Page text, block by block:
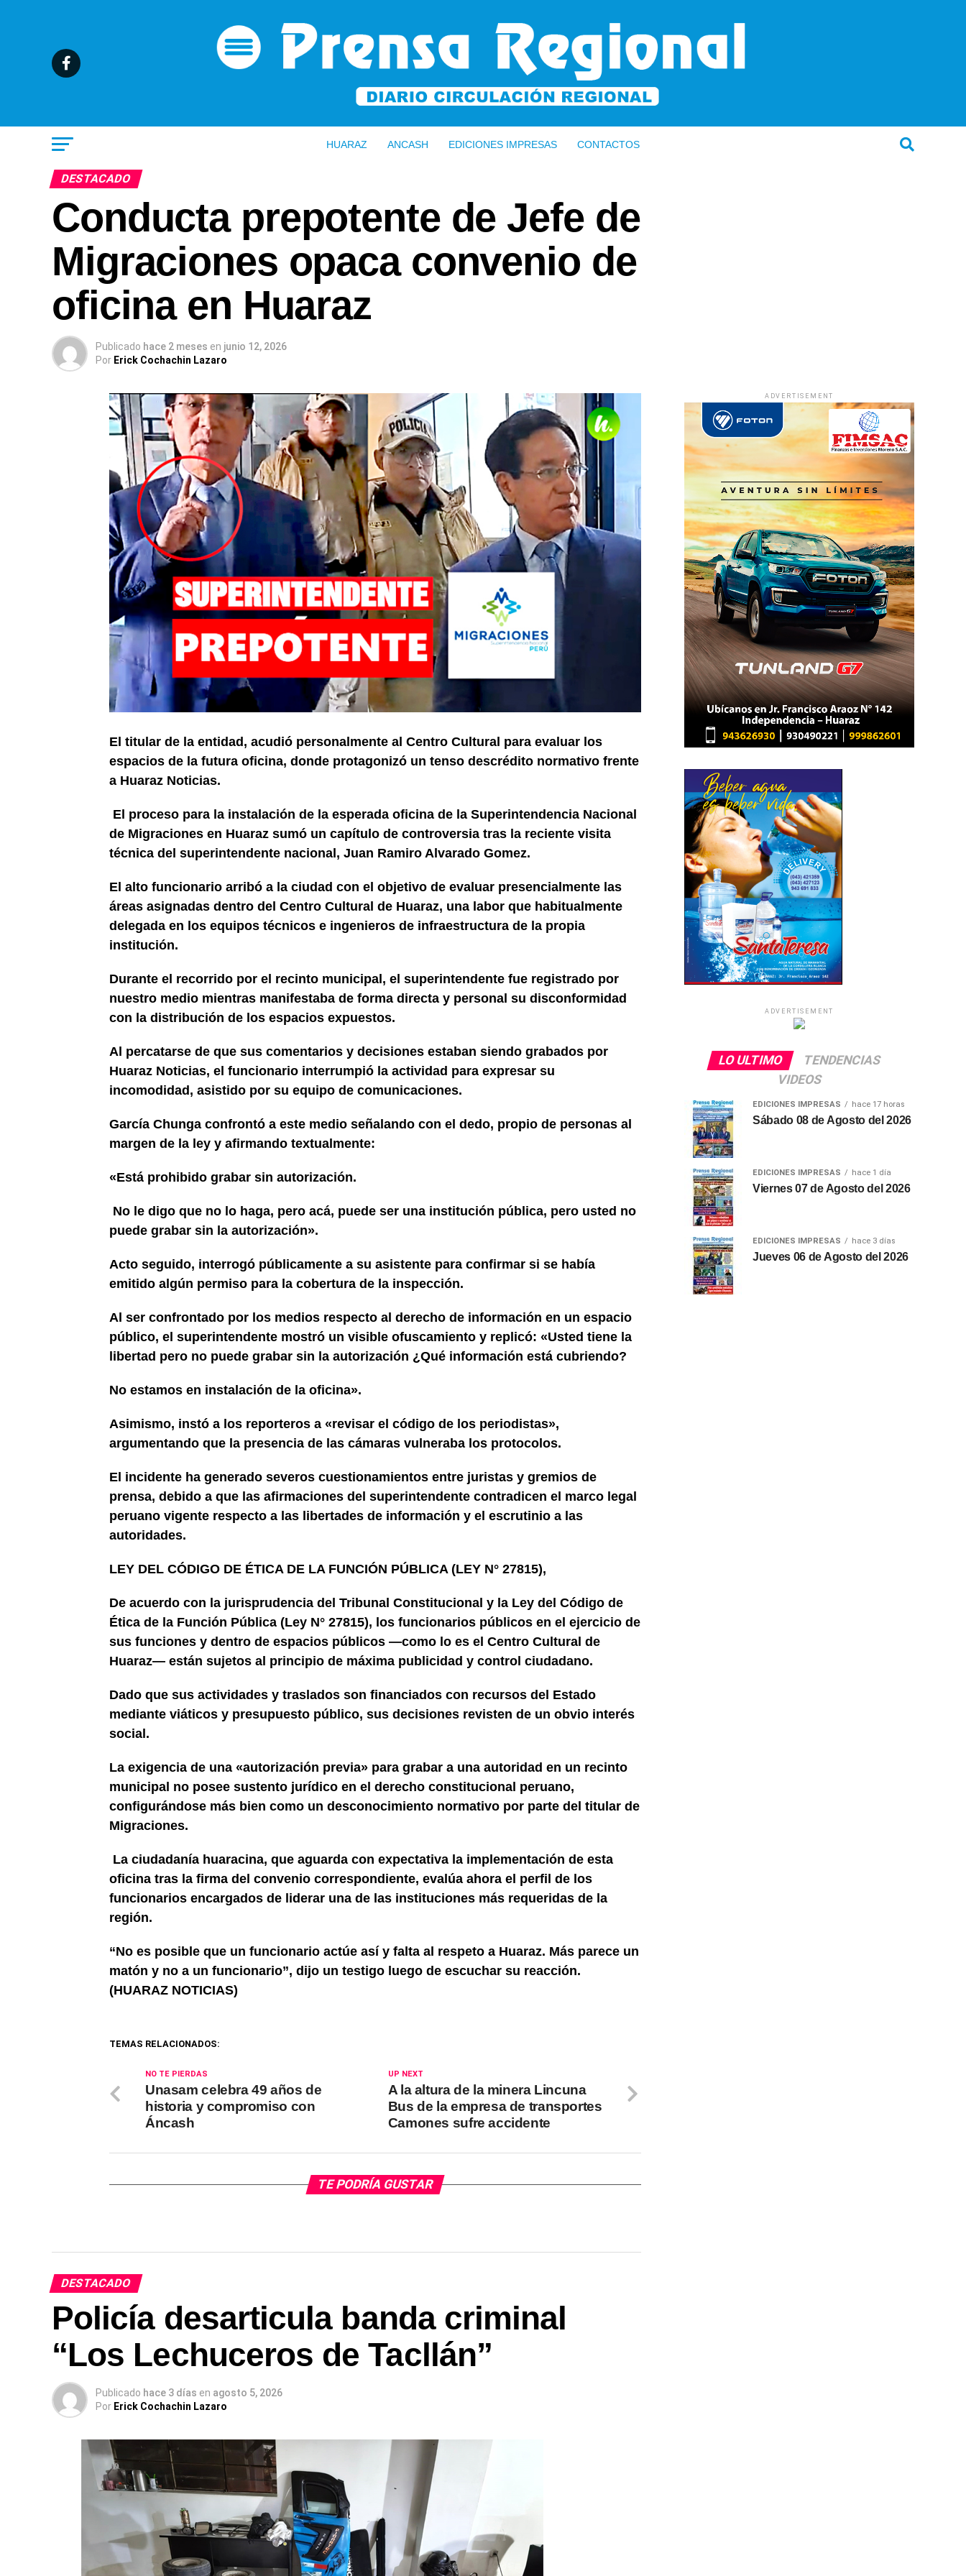
HUARAZ ANCASH EDICIONES IMPRESAS CONTACTOS
DESTACADO
Conducta prepotente de Jefe de
Migraciones opaca convenio de
oficina en Huaraz
Publicado hace 2 meses en junio 12, 2026
Por Erick Cochachin Lazaro
El titular de la entidad, acudió personalmente al Centro Cultural para evaluar los
espacios de la futura oficina, donde protagonizó un tenso descrédito normativo frente
a Huaraz Noticias.
El proceso para la instalación de la esperada oficina de la Superintendencia Nacional
de Migraciones en Huaraz sumó un capítulo de controversia tras la reciente visita
técnica del superintendente nacional, Juan Ramiro Alvarado Gomez.
El alto funcionario arribó a la ciudad con el objetivo de evaluar presencialmente las
áreas asignadas dentro del Centro Cultural de Huaraz, una labor que habitualmente
delegada en los equipos técnicos e ingenieros de infraestructura de la propia
institución.
Durante el recorrido por el recinto municipal, el superintendente fue registrado por
nuestro medio mientras manifestaba de forma directa y personal su disconformidad
con la distribución de los espacios expuestos.
Al percatarse de que sus comentarios y decisiones estaban siendo grabados por
Huaraz Noticias, el funcionario interrumpió la actividad para expresar su
incomodidad, asistido por su equipo de comunicaciones.
García Chunga confrontó a este medio señalando con el dedo, propio de personas al
margen de la ley y afirmando textualmente:
«Está prohibido grabar sin autorización.
No le digo que no lo haga, pero acá, puede ser una institución pública, pero usted no
puede grabar sin la autorización».
Acto seguido, interrogó públicamente a su asistente para confirmar si se había
emitido algún permiso para la cobertura de la inspección.
Al ser confrontado por los medios respecto al derecho de información en un espacio
público, el superintendente mostró un visible ofuscamiento y replicó: «Usted tiene la
libertad pero no puede grabar sin la autorización ¿Qué información está cubriendo?
No estamos en instalación de la oficina».
Asimismo, instó a los reporteros a «revisar el código de los periodistas»,
argumentando que la presencia de las cámaras vulneraba los protocolos.
El incidente ha generado severos cuestionamientos entre juristas y gremios de
prensa, debido a que las afirmaciones del superintendente contradicen el marco legal
peruano vigente respecto a las libertades de información y el escrutinio a las
autoridades.
LEY DEL CÓDIGO DE ÉTICA DE LA FUNCIÓN PÚBLICA (LEY N° 27815),
De acuerdo con la jurisprudencia del Tribunal Constitucional y la Ley del Código de
Ética de la Función Pública (Ley N° 27815), los funcionarios públicos en el ejercicio de
sus funciones y dentro de espacios públicos —como lo es el Centro Cultural de
Huaraz— están sujetos al principio de máxima publicidad y control ciudadano.
Dado que sus actividades y traslados son financiados con recursos del Estado
mediante viáticos y presupuesto público, sus decisiones revisten de un obvio interés
social.
La exigencia de una «autorización previa» para grabar a una autoridad en un recinto
municipal no posee sustento jurídico en el derecho constitucional peruano,
configurándose más bien como un desconocimiento normativo por parte del titular de
Migraciones.
La ciudadanía huaracina, que aguarda con expectativa la implementación de esta
oficina tras la firma del convenio correspondiente, evalúa ahora el perfil de los
funcionarios encargados de liderar una de las instituciones más requeridas de la
región.
“No es posible que un funcionario actúe así y falta al respeto a Huaraz. Más parece un
matón y no a un funcionario”, dijo un testigo luego de escuchar su reacción.
(HUARAZ NOTICIAS)
TEMAS RELACIONADOS:
UP NEXT
A la altura de la minera Lincuna
Bus de la empresa de transportes
Camones sufre accidente
NO TE PIERDAS
Unasam celebra 49 años de
historia y compromiso con
Áncash
TE PODRÍA GUSTAR
DESTACADO
Policía desarticula banda criminal
“Los Lechuceros de Tacllán”
Publicado hace 3 días en agosto 5, 2026
Por Erick Cochachin Lazaro
ADVERTISEMENT
ADVERTISEMENT
LO ULTIMO
TENDENCIAS
VIDEOS
EDICIONES IMPRESAS hace 17 horas
Sábado 08 de Agosto del 2026
EDICIONES IMPRESAS hace 1 día
Viernes 07 de Agosto del 2026
EDICIONES IMPRESAS hace 3 días
Jueves 06 de Agosto del 2026